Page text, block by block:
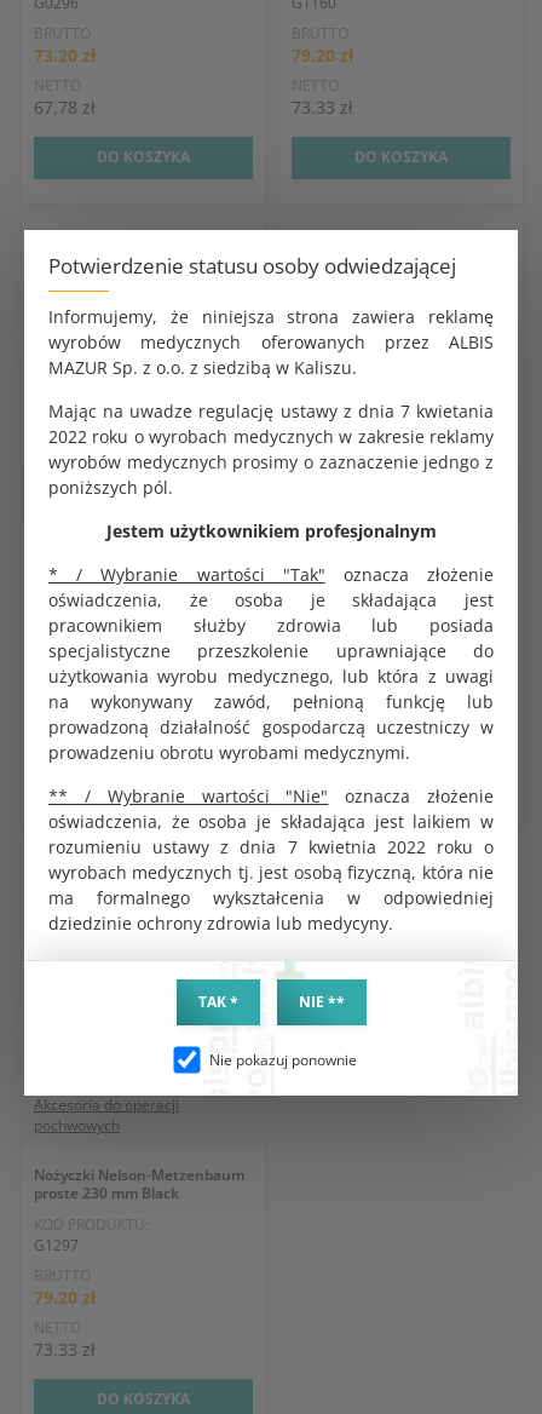
Potwierdzenie statusu osoby odwiedzającej
Informujemy, że niniejsza strona zawiera reklamę
wyrobów medycznych oferowanych przez ALBIS
MAZUR Sp. z o.o. z siedzibą w Kaliszu.
Mając na uwadze regulację ustawy z dnia 7 kwietania
2022 roku o wyrobach medycznych w zakresie reklamy
wyrobów medycznych prosimy o zaznaczenie jedngo z
poniższych pól.
Jestem użytkownikiem profesjonalnym
* / Wybranie wartości "Tak" oznacza złożenie
oświadczenia, że osoba je składająca jest
pracownikiem służby zdrowia lub posiada
specjalistyczne przeszkolenie uprawniające do
użytkowania wyrobu medycznego, lub która z uwagi
na wykonywany zawód, pełnioną funkcję lub
prowadzoną działalność gospodarczą uczestniczy w
prowadzeniu obrotu wyrobami medycznymi.
** / Wybranie wartości "Nie" oznacza złożenie
oświadczenia, że osoba je składająca jest laikiem w
rozumieniu ustawy z dnia 7 kwietnia 2022 roku o
wyrobach medycznych tj. jest osobą fizyczną, która nie
ma formalnego wykształcenia w odpowiedniej
dziedzinie ochrony zdrowia lub medycyny.
TAK * NIE **
Nie pokazuj ponownie
BRUTTO
73.20 zł
NETTO
67.78 zł
DO KOSZYKA
BRUTTO
79.20 zł
NETTO
73.33 zł
DO KOSZYKA
Akcesoria do operacji
pochwowych
proste 200 mm
KOD PRODUKTU:
G0298
BRUTTO
79.20 zł
NETTO
73.33 zł
proste 230 mm
KOD PRODUKTU:
G0297
BRUTTO
85.20 zł
NETTO
78.89 zł
Akcesoria do operacji
pochwowych
Nożyczki Nelson-Metzenbaum
proste 230 mm Black
KOD PRODUKTU:
G1297
BRUTTO
79.20 zł
NETTO
73.33 zł
DO KOSZYKA